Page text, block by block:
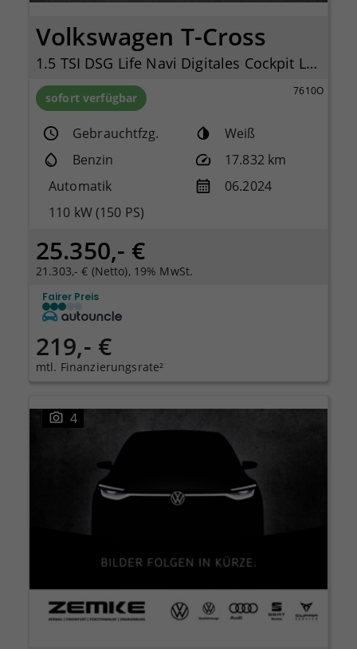
Volkswagen T-Cross
1.5 TSI DSG Life Navi Digitales Cockpit LED ACC Apple CarPlay Android Auto
sofort verfügbar 7610O
Gebrauchtfzg.
Weiß
Benzin
17.832 km
Automatik
06.2024
110 kW (150 PS)
25.350,- €
21.303,- € (Netto), 19% MwSt.
Fairer Preis
219,- €
mtl. Finanzierungsrate²
4